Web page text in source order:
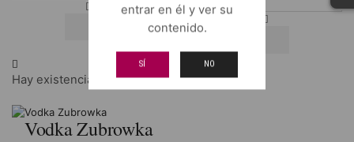
entrar en él y ver su
contenido.
SÍ NO
Hay existencias
Vodka Zubrowka